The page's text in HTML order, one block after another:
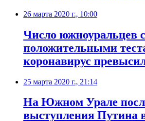
26 марта 2020 г., 10:00
Число южноуральцев с
положительными
коронавирус
25 марта 2020 г., 21:14
На Южном Урале
выступления Путина